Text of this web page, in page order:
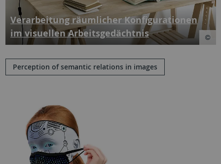
Verarbeitung räumlicher Konfigurationen
im visuellen Arbeitsgedächtnis
Perception of semantic relations in images